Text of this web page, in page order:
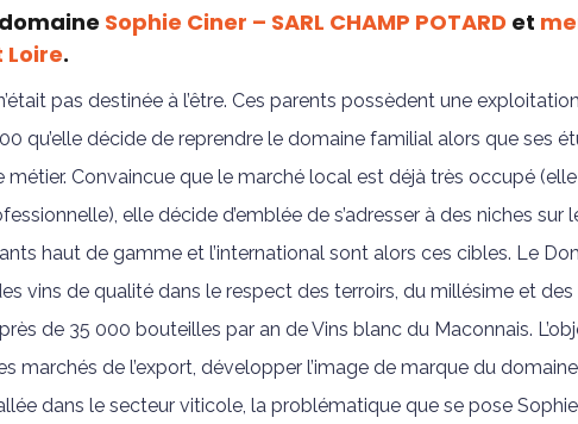
Sophie Ciner – SARL CHAMP POTARD et
.
pas destinée à l’être. Ces parents possèdent une
qu’elle décide de reprendre le domaine familial alors que ses
Convaincue que le marché local est déjà très occupé
elle décide d’emblée de s’adresser à des niches sur
haut de gamme et l’international sont alors ces cibles. Le
vins de qualité dans le respect des terroirs, du millésime et
de 35 000 bouteilles par an de Vins blanc du Maconnais.
marchés de l’export, développer l’image de marque du
dans le secteur viticole, la problématique que se pose